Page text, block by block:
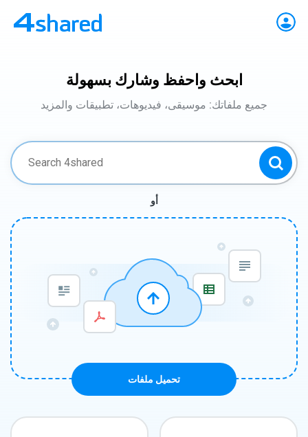
ابحث واحفظ وشارك بسهولة
جميع ملفاتك: موسيقى، فيديوهات، تطبيقات والمزيد
أو
تحميل ملفات